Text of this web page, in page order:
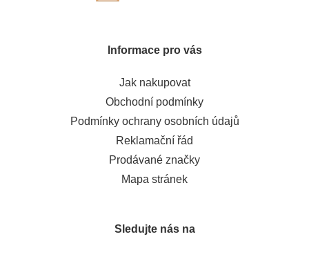
Informace pro vás
Jak nakupovat
Obchodní podmínky
Podmínky ochrany osobních údajů
Reklamační řád
Prodávané značky
Mapa stránek
Sledujte nás na